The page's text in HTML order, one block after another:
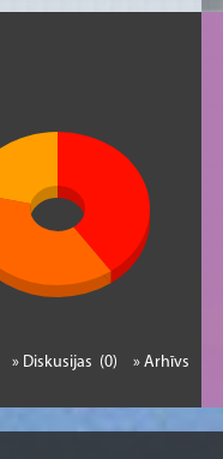
» Arhīvs
» Diskusijas (0)